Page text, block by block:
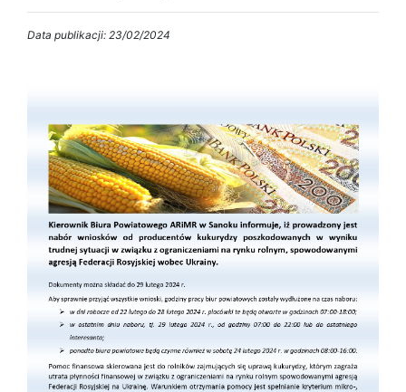
Data publikacji: 23/02/2024